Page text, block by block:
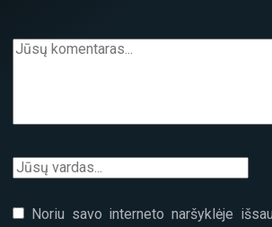
Noriu savo interneto naršyklėje